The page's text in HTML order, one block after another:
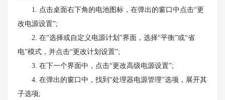
1. 点击桌面右下角的电池图标，在弹出的窗口中点击“更
改电源设置”;
2. 在“选择或自定义电源计划”界面，选择“平衡”或“省
电”模式，并点击“更改计划设置”;
3. 在下一个界面中，点击“更改高级电源设置”;
4. 在弹出的窗口中，找到“处理器电源管理”选项，展开其
子选项;